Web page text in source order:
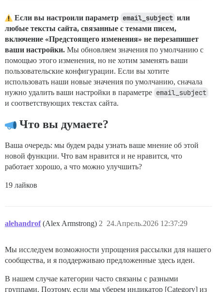
Если вы настроили параметр email_subject или
любые тексты сайта, связанные с темами писем,
включение «Предстоящего изменения» не перезапишет
ваши настройки. Мы обновляем значения по умолчанию с
помощью этого изменения, но не хотим заменять ваши
пользовательские конфигурации. Если вы хотите
использовать наши новые значения по умолчанию, сначала
нужно удалить ваши настройки в параметре email_subject
и соответствующих текстах сайта.
Что вы думаете?
Ваша очередь: мы будем рады узнать ваше мнение об этой
новой функции. Что вам нравится и не нравится, что
работает хорошо, а что можно улучшить?
19 лайков
alehandrof (Alex Armstrong) 24.Апрель.2026 12:37:29
2
Мы исследуем возможности упрощения рассылки для нашего
сообщества, и я поддерживаю предложенные здесь идеи.
В нашем случае категории часто связаны с разными
группами. Поэтому, если мы уберем индикатор [Category] из